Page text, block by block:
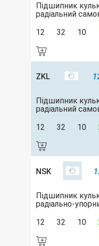
Підшипник
радіальний
12
32 10
ZKL
Підшипник
радіальний
12
32 10
NSK
Підшипник
радіально-
12
32 10